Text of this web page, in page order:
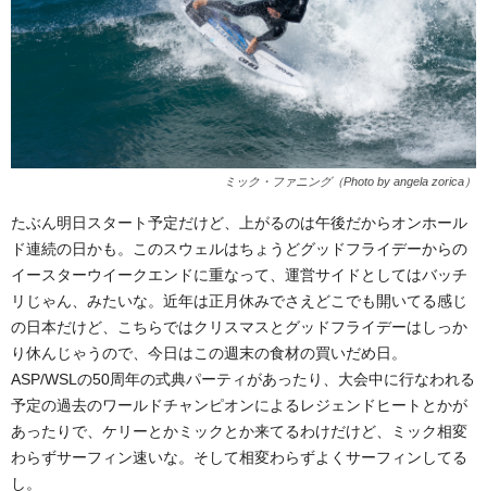
ミック・ファニング（Photo by angela zorica）
たぶん明日スタート予定だけど、上がるのは午後だからオンホール
ド連続の日かも。このスウェルはちょうどグッドフライデーからの
イースターウイークエンドに重なって、運営サイドとしてはバッチ
リじゃん、みたいな。近年は正月休みでさえどこでも開いてる感じ
の日本だけど、こちらではクリスマスとグッドフライデーはしっか
り休んじゃうので、今日はこの週末の食材の買いだめ日。
ASP/WSLの50周年の式典パーティがあったり、大会中に行なわれる
予定の過去のワールドチャンピオンによるレジェンドヒートとかが
あったりで、ケリーとかミックとか来てるわけだけど、ミック相変
わらずサーフィン速いな。そして相変わらずよくサーフィンしてる
し。